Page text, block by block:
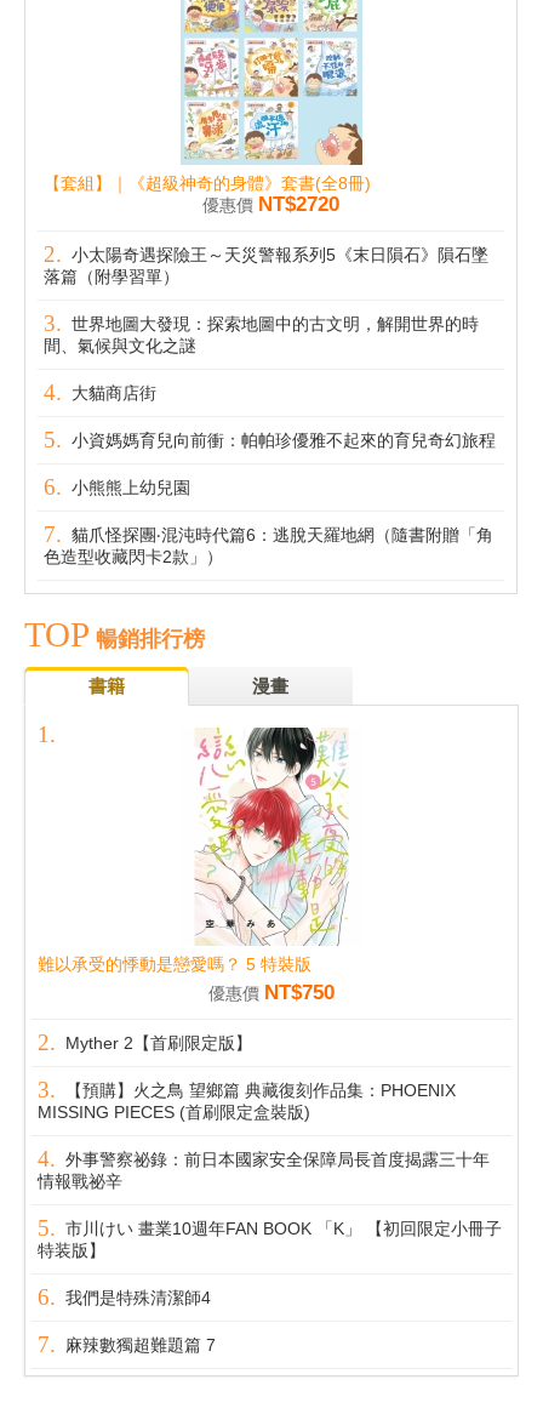
【套組】｜《超級神奇的身體》套書(全8冊)
優惠價 NT$2720
小太陽奇遇探險王～天災警報系列5《末日隕石》隕石墜
落篇（附學習單）
世界地圖大發現：探索地圖中的古文明，解開世界的時
間、氣候與文化之謎
大貓商店街
小資媽媽育兒向前衝：帕帕珍優雅不起來的育兒奇幻旅程
小熊熊上幼兒園
貓爪怪探團‧混沌時代篇6：逃脫天羅地網（隨書附贈「角
色造型收藏閃卡2款」）
TOP 暢銷排行榜
書籍 漫畫
難以承受的悸動是戀愛嗎？ 5 特裝版
優惠價 NT$750
Myther 2【首刷限定版】
【預購】火之鳥 望鄉篇 典藏復刻作品集：PHOENIX
MISSING PIECES (首刷限定盒裝版)
外事警察祕錄：前日本國家安全保障局長首度揭露三十年
情報戰祕辛
市川けい 畫業10週年FAN BOOK 「K」 【初回限定小冊子
特装版】
我們是特殊清潔師4
麻辣數獨超難題篇 7